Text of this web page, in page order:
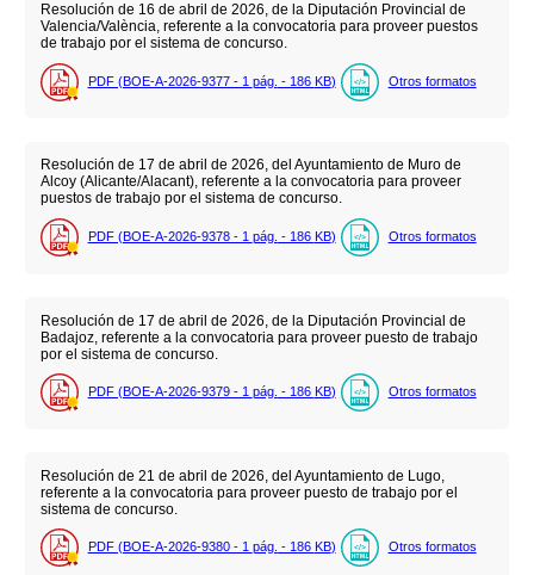
Resolución de 16 de abril de 2026, de la Diputación Provincial de
Valencia/València, referente a la convocatoria para proveer puestos
de trabajo por el sistema de concurso.
PDF (BOE-A-2026-9377 - 1 pág. - 186 KB) Otros formatos
Resolución de 17 de abril de 2026, del Ayuntamiento de Muro de
Alcoy (Alicante/Alacant), referente a la convocatoria para proveer
puestos de trabajo por el sistema de concurso.
PDF (BOE-A-2026-9378 - 1 pág. - 186 KB) Otros formatos
Resolución de 17 de abril de 2026, de la Diputación Provincial de
Badajoz, referente a la convocatoria para proveer puesto de trabajo
por el sistema de concurso.
PDF (BOE-A-2026-9379 - 1 pág. - 186 KB) Otros formatos
Resolución de 21 de abril de 2026, del Ayuntamiento de Lugo,
referente a la convocatoria para proveer puesto de trabajo por el
sistema de concurso.
PDF (BOE-A-2026-9380 - 1 pág. - 186 KB) Otros formatos